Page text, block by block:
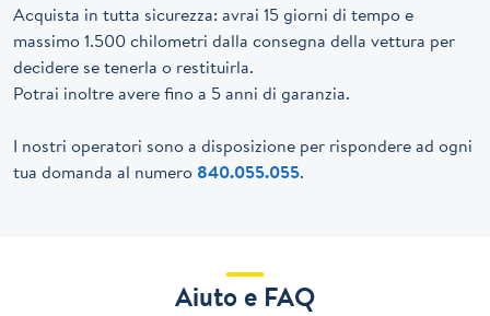
Acquista in tutta sicurezza: avrai 15 giorni di tempo e
massimo 1.500 chilometri dalla consegna della vettura per
decidere se tenerla o restituirla.
Potrai inoltre avere fino a 5 anni di garanzia.
I nostri operatori sono a disposizione per rispondere ad ogni
tua domanda al numero 840.055.055.
Aiuto e FAQ